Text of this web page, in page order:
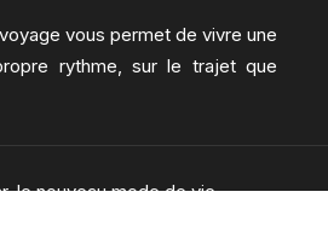
vous permet de vivre une
rythme, sur le trajet que
le nouveau mode de vie